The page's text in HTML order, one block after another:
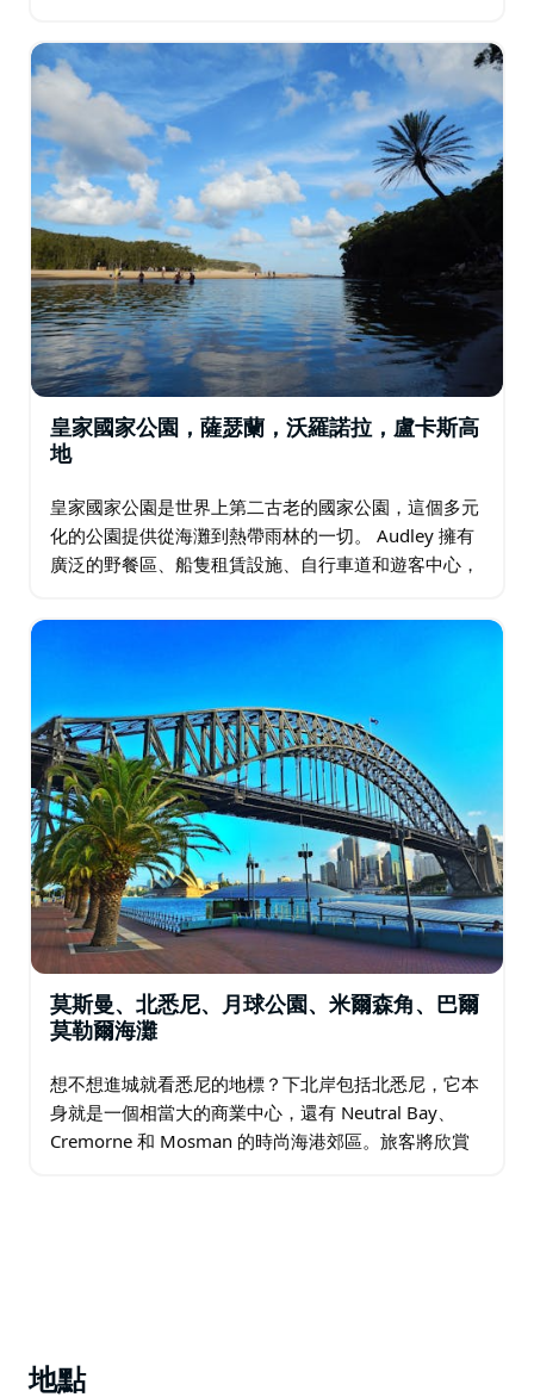
定居點…
皇家國家公園，薩瑟蘭，沃羅諾拉，盧卡斯高
地
皇家國家公園是世界上第二古老的國家公園，這個多元
化的公園提供從海灘到熱帶雨林的一切。 Audley 擁有
廣泛的野餐區、船隻租賃設施、自行車道和遊客中心，
戶。…
莫斯曼、北悉尼、月球公園、米爾森角、巴爾
莫勒爾海灘
想不想進城就看悉尼的地標？下北岸包括北悉尼，它本
身就是一個相當大的商業中心，還有 Neutral Bay、
Cremorne 和 Mosman 的時尚海港郊區。旅客將欣賞
地點